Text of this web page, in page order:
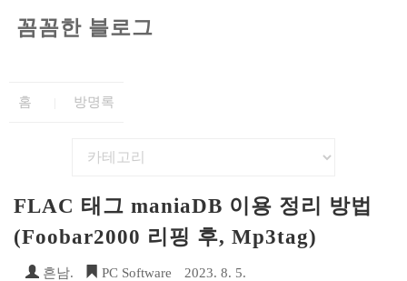
꼼꼼한 블로그
홈 방명록
FLAC 태그 maniaDB 이용 정리 방법
(Foobar2000 리핑 후, Mp3tag)
흔남. PC Software 2023. 8. 5.